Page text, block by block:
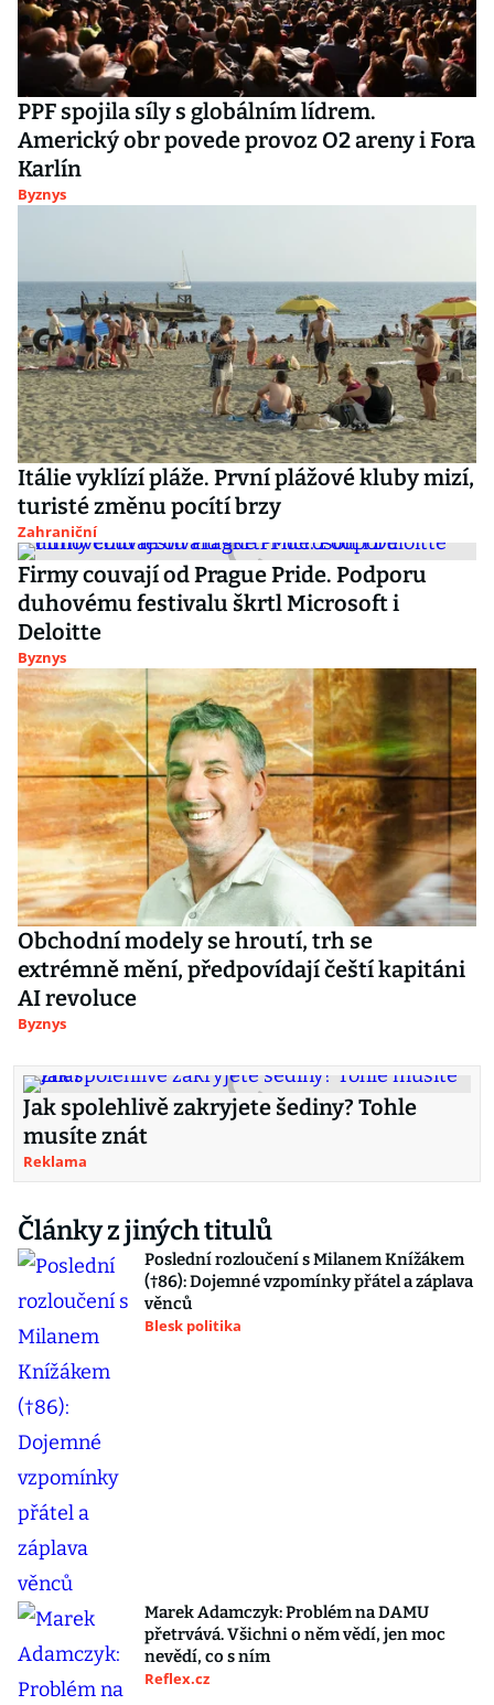
PPF spojila síly s globálním lídrem.
Americký obr povede provoz O2 areny i Fora
Karlín
Byznys
Itálie vyklízí pláže. První plážové kluby mizí,
turisté změnu pocítí brzy
Zahraniční
Firmy couvají od Prague Pride. Podporu
duhovému festivalu škrtl Microsoft i
Deloitte
Byznys
Obchodní modely se hroutí, trh se
extrémně mění, předpovídají čeští kapitáni
AI revoluce
Byznys
Jak spolehlivě zakryjete šediny? Tohle
musíte znát
Reklama
Články z jiných titulů
Poslední rozloučení s Milanem Knížákem
(†86): Dojemné vzpomínky přátel a záplava
věnců
Blesk politika
Marek Adamczyk: Problém na DAMU
přetrvává. Všichni o něm vědí, jen moc
nevědí, co s ním
Reflex.cz